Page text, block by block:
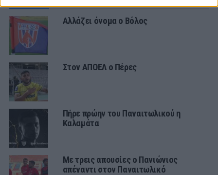
Αλλάζει όνομα ο Βόλος
Στον ΑΠΟΕΛ ο Πέρες
Πήρε πρώην του Παναιτωλικού η
Καλαμάτα
Με τρεις απουσίες ο Πανιώνιος
απέναντι στον Παναιτωλικό